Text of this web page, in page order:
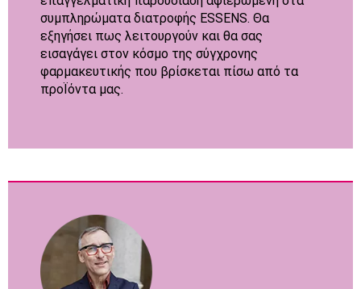
συμπληρώματα διατροφής ESSENS. Θα
εξηγήσει πως λειτουργούν και θα σας
εισαγάγει στον κόσμο της σύγχρονης
φαρμακευτικής που βρίσκεται πίσω από τα
προΪόντα μας.